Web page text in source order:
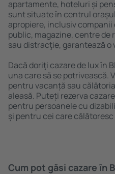
apartamente, hoteluri și
sunt situate în centrul
apropiere, inclusiv
public, magazine, centre de
sau distracţie, garantează
Dacă doriţi cazare de lux în
una care să se potrivească.
pentru vacanță sau
aleasă. Puteți rezerva
pentru persoanele cu
și pentru cei care
Cum pot găsi cazare în